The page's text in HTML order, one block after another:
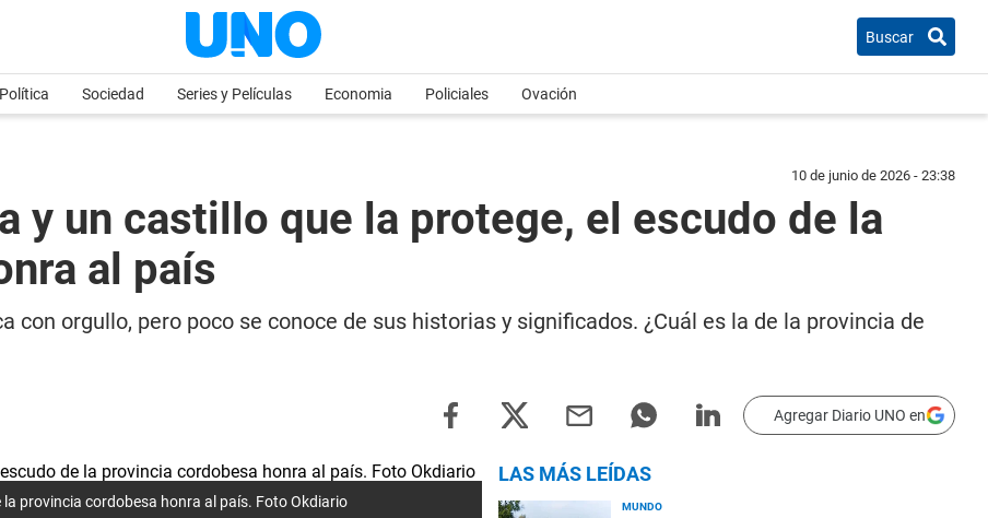
Buscar
Política Sociedad Series y Películas Economia Policiales Ovación
10 de junio de 2026 - 23:38
y un castillo que la protege, el escudo de la
al país
con orgullo, pero poco se conoce de sus historias y significados. ¿Cuál es la de la provincia de
Agregar Diario UNO en
provincia cordobesa honra al país. Foto Okdiario
LAS MÁS LEÍDAS
MUNDO